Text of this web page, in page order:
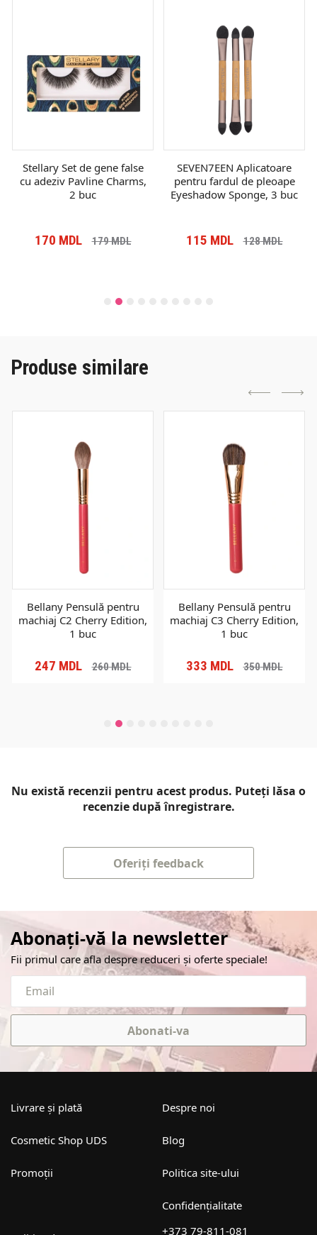
Stellary Set de gene false
cu adeziv Pavline Charms,
2 buc
170 MDL 179MDL
SEVEN7EEN Aplicatoare
pentru fardul de pleoape
Eyeshadow Sponge, 3 buc
115 MDL 128MDL
Produse similare
Bellany Pensulă pentru
machiaj C2 Cherry Edition,
1 buc
247 MDL 260MDL
Bellany Pensulă pentru
machiaj C3 Cherry Edition,
1 buc
333 MDL 350MDL
Nu există recenzii pentru acest produs. Puteți lăsa o
recenzie după înregistrare.
Oferiți feedback
Abonați-vă la newsletter
Fii primul care afla despre reduceri și oferte speciale!
Abonati-va
Livrare și plată
Cosmetic Shop UDS
Promoții
Despre noi
Blog
Politica site-ului
Confidențialitate
+373 79-811-081